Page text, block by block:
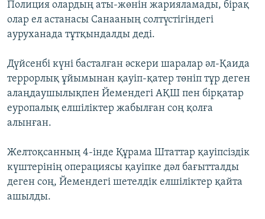
ЖАЗЫЛЫҢЫЗ
Басқа тілдерде
Полиция олардың аты-жөнін жарияламады, бірақ
олар ел астанасы Санааның солтүстігіндегі
ауруханада тұтқындалды деді.
Дүйсенбі күні басталған әскери шаралар әл-Қаида
террорлық ұйымынан қауіп-қатер төніп тұр деген
алаңдаушылықпен Йемендегі АҚШ пен бірқатар
еуропалық елшіліктер жабылған соң қолға
алынған.
Желтоқсанның 4-інде Құрама Штаттар қауіпсіздік
күштерінің операциясы қауіпке дәл бағытталды
деген соң, Йемендегі шетелдік елшіліктер қайта
ашылды.